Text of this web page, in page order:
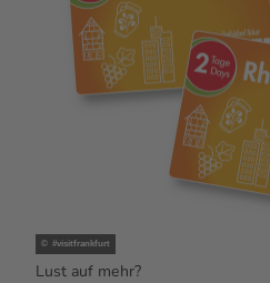
© #visitfrankfurt
Lust auf mehr?